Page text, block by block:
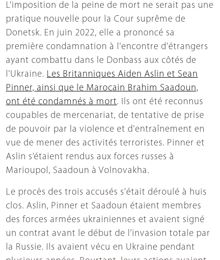
L'imposition de la peine de mort ne serait pas une
pratique nouvelle pour la Cour suprême de
Donetsk. En juin 2022, elle a prononcé sa
première condamnation à l'encontre d'étrangers
ayant combattu dans le Donbass aux côtés de
l'Ukraine. Les Britanniques Aiden Aslin et Sean
Pinner, ainsi que le Marocain Brahim Saadoun,
ont été condamnés à mort. Ils ont été reconnus
coupables de mercenariat, de tentative de prise
de pouvoir par la violence et d'entraînement en
vue de mener des activités terroristes. Pinner et
Aslin s’étaient rendus aux forces russes à
Marioupol, Saadoun à Volnovakha.
Le procès des trois accusés s'était déroulé à huis
clos. Aslin, Pinner et Saadoun étaient membres
des forces armées ukrainiennes et avaient signé
un contrat avant le début de l'invasion totale par
la Russie. Ils avaient vécu en Ukraine pendant